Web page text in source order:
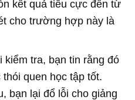
kết quả tiêu cực đến từ
cho trường hợp này là
tra, bạn tin rằng đó
quen học tập tốt.
bạn lại đổ lỗi cho giảng